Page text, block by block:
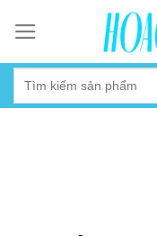
content